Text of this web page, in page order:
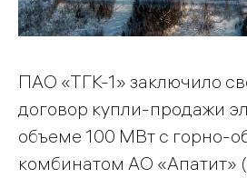
ПАО «ТГК-1» заключило
договор купли-продажи
объеме 100 МВт с горно-
комбинатом АО «Апатит»